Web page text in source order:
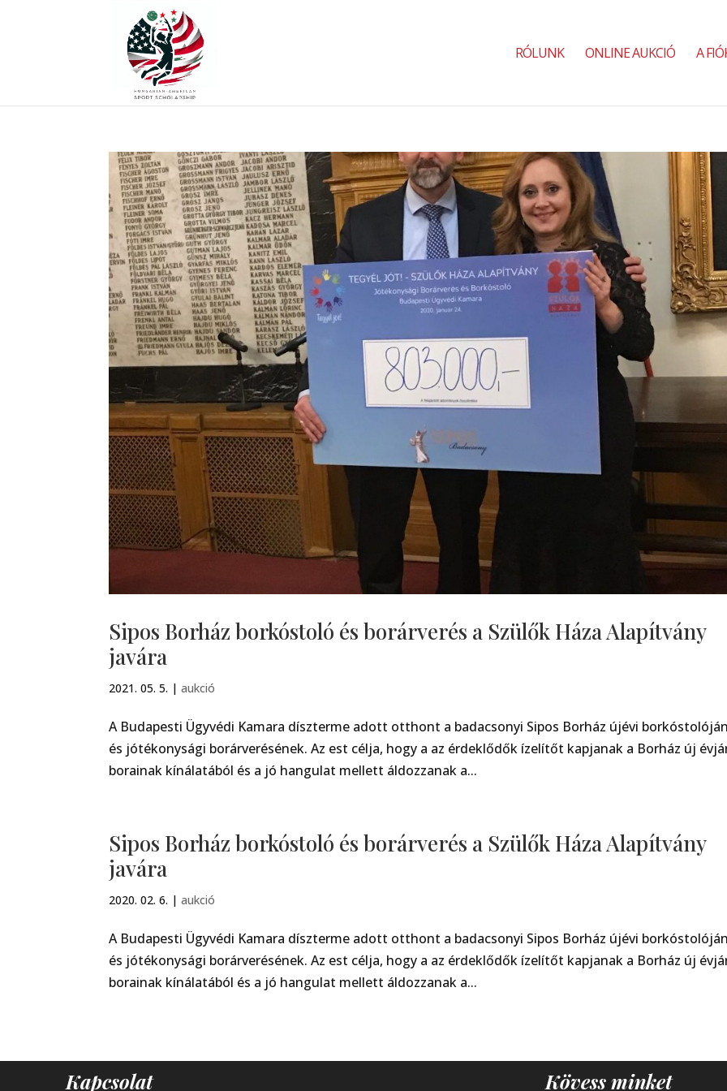
RÓLUNK ONLINE AUKCIÓ A
Sipos Borház borkóstoló és borárverés a Szülők Háza Alapítvány
javára
2021. 05. 5. |aukció
A Budapesti Ügyvédi Kamara díszterme adott otthont a badacsonyi Sipos Borház újévi
és jótékonysági borárverésének. Az est célja, hogy a az érdeklődők ízelítőt kapjanak a Borház új
borainak kínálatából és a jó hangulat mellett áldozzanak a...
Sipos Borház borkóstoló és borárverés a Szülők Háza Alapítvány
javára
2020. 02. 6. |aukció
A Budapesti Ügyvédi Kamara díszterme adott otthont a badacsonyi Sipos Borház újévi
és jótékonysági borárverésének. Az est célja, hogy a az érdeklődők ízelítőt kapjanak a Borház új
borainak kínálatából és a jó hangulat mellett áldozzanak a...
Kapcsolat Kövess minket